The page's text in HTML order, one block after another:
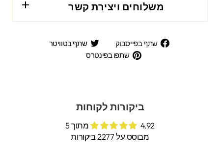
משלוחים ויצירת קשר
שתף בפייסבוק
שתף
בפייסבוק
שתף בטוויטר
שתפו בפינטרס
ביקורות לקוחות
4.92 מתוך 5
מבוסס על 2277 ביקורות